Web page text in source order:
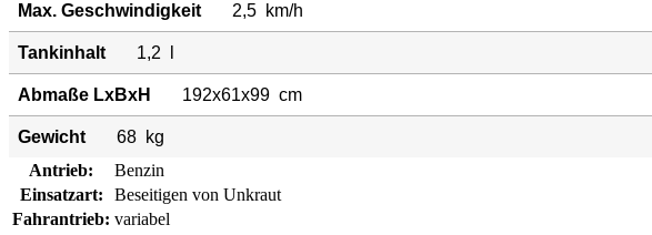
Max. Geschwindigkeit 2,5 km/h
Tankinhalt 1,2
Abmaße LxBxH 192x61x99 cm
Gewicht 68 kg
Antrieb:
Benzin
Einsatzart:
Beseitigen von Unkraut
Fahrantrieb: variabel